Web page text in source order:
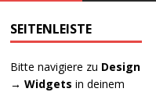
SEITENLEISTE
Bitte navigiere zu Design
→ Widgets in deinem